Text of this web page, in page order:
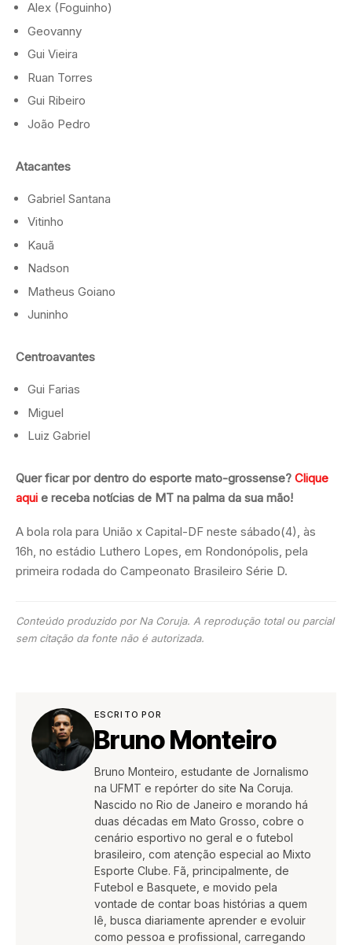
Alex (Foguinho)
Geovanny
Gui Vieira
Ruan Torres
Gui Ribeiro
João Pedro
Atacantes
Gabriel Santana
Vitinho
Kauã
Nadson
Matheus Goiano
Juninho
Centroavantes
Gui Farias
Miguel
Luiz Gabriel
Quer ficar por dentro do esporte mato-grossense? Clique
aqui e receba notícias de MT na palma da sua mão!
A bola rola para União x Capital-DF neste sábado(4), às
16h, no estádio Luthero Lopes, em Rondonópolis, pela
primeira rodada do Campeonato Brasileiro Série D.
Conteúdo produzido por Na Coruja. A reprodução total ou parcial
sem citação da fonte não é autorizada.
ESCRITO POR
Bruno Monteiro
Bruno Monteiro, estudante de Jornalismo
na UFMT e repórter do site Na Coruja.
Nascido no Rio de Janeiro e morando há
duas décadas em Mato Grosso, cobre o
cenário esportivo no geral e o futebol
brasileiro, com atenção especial ao Mixto
Esporte Clube. Fã, principalmente, de
Futebol e Basquete, e movido pela
vontade de contar boas histórias a quem
lê, busca diariamente aprender e evoluir
como pessoa e profissional, carregando